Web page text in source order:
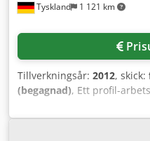
Tyskland 1 121 km
Tillverkningsår: 2012, skick:
(begagnad), Ett profil-
montering av beslag på
Monteringskapacitet: ca 6-
AvanTec. Minsta tryck: 0,7